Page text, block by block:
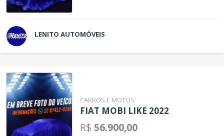
LENITO AUTOMÓVEIS
CARROS E MOTOS
FIAT MOBI LIKE 2022
R$ 56.900,00